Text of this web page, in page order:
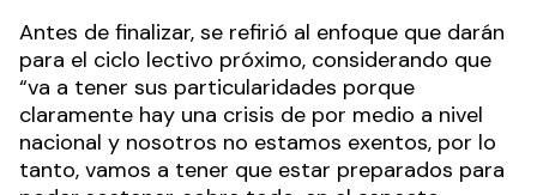
Antes de finalizar, se refirió al enfoque que darán
para el ciclo lectivo próximo, considerando que
“va a tener sus particularidades porque
claramente hay una crisis de por medio a nivel
nacional y nosotros no estamos exentos, por lo
tanto, vamos a tener que estar preparados para